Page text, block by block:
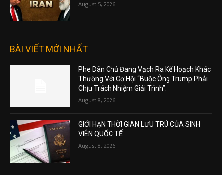
August 5, 2026
BÀI VIẾT MỚI NHẤT
Phe Dân Chủ Đang Vạch Ra Kế Hoạch Khác
Thường Với Cơ Hội “Buộc Ông Trump Phải
Chịu Trách Nhiệm Giải Trình”.
August 8, 2026
GIỚI HẠN THỜI GIAN LƯU TRÚ CỦA SINH
VIÊN QUỐC TẾ
August 8, 2026